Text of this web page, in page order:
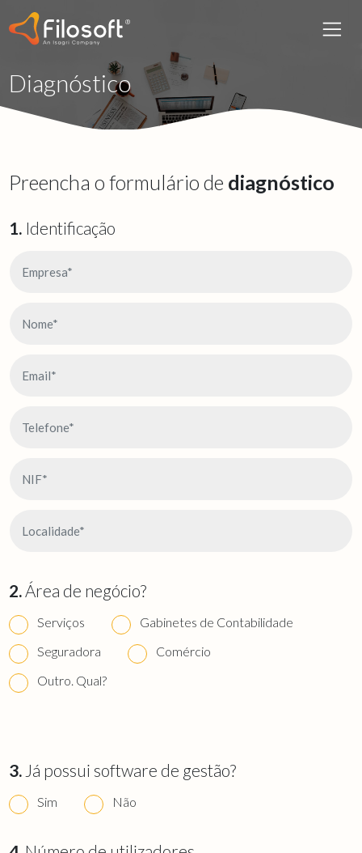
Diagnóstico
Preencha o formulário de diagnóstico
1. Identificação
2.Área de negócio?
Serviços
Gabinetes de Contabilidade
Seguradora
Comércio
Outro. Qual?
3. Já possui software de gestão?
Sim Não